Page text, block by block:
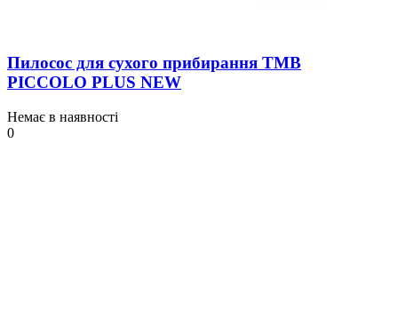
Пилосос для сухого прибирання TMB
PICCOLO PLUS NEW
Немає в наявності
0